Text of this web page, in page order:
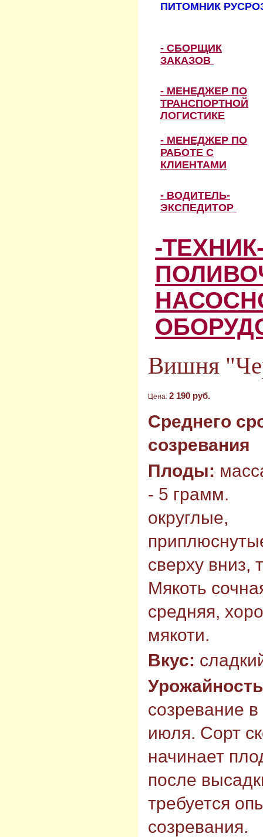
ПИТОМНИК
- СБОРЩИК
ЗАКАЗОВ
- МЕНЕДЖЕР ПО
ТРАНСПОРТНОЙ
ЛОГИСТИКЕ
- МЕНЕДЖЕР ПО
РАБОТЕ С
КЛИЕНТАМИ
- ВОДИТЕЛЬ-
ЭКСПЕДИТОР
-
Вишня
Цена: 2 190 руб.
Среднего
созревания
Плоды:
- 5 грамм.
округлые,
сверху вниз,
Мякоть
средняя,
мякоти.
Вкус:
созревание
июля. Сорт
начинает
после
требуется
созревания.